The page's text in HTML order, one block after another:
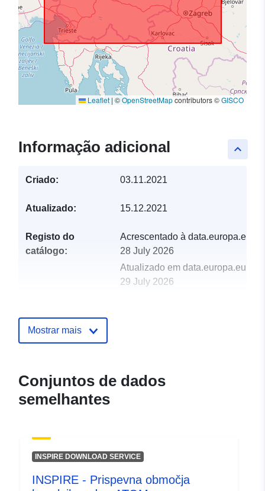
Leaflet | ©OpenStreetMapcontributors ©GISCO
keyboard_arrow_up
Informação adicional
Criado: 03.11.2021
Atualizado: 15.12.2021
Registo do
catálogo:
Acrescentado à data.europa.eu:
28 July 2026
Atualizado em data.europa.eu:
29 July 2026
uriRef:
Mostrar mais
Conjuntos de dados
semelhantes
INSPIRE DOWNLOAD SERVICE
INSPIRE - Prispevna območja